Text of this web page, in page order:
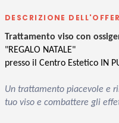
DESCRIZIONE
Trattamento viso con
"REGALO NATALE"
presso il Centro Estetico IN
Un trattamento piacevole e
tuo viso e combattere gli